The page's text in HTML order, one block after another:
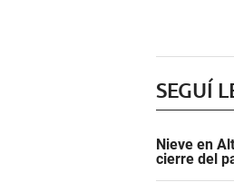
SEGUÍ
Nieve en
cierre del